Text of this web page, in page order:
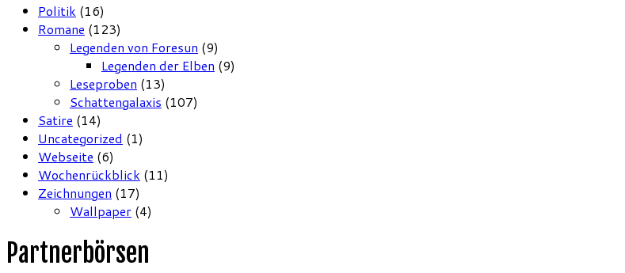
Politik (16)
Romane (123)
Legenden von Foresun (9)
Legenden der Elben (9)
Leseproben (13)
Schattengalaxis (107)
Satire (14)
Uncategorized (1)
Webseite (6)
Wochenrückblick (11)
Zeichnungen (17)
Wallpaper (4)
Partnerbörsen